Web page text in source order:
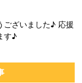
ございました♪ 応援
す♪